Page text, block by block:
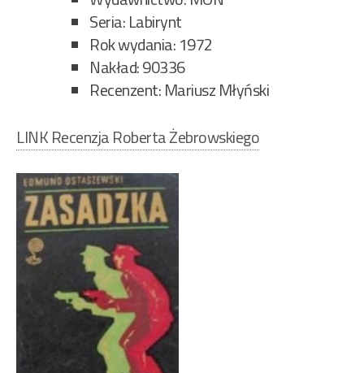
Seria: Labirynt
Rok wydania: 1972
Nakład: 90336
Recenzent: Mariusz Młyński
LINK Recenzja Roberta Żebrowskiego